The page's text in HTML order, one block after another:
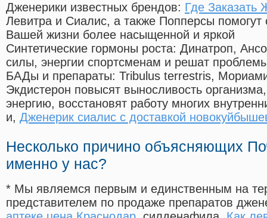
Дженерики известных брендов: Где Заказать
Левитра и Сиалис, а также Попперсы помогут
Вашей жизни более насыщенной и яркой
Синтетические гормоны роста: Динатроп,
силы, энергии спортсменам и решат
БАДы и препараты: Tribulus terrestris,
Экдистерон повысят выносливость
энергию, восстановят работу многих
и, Дженерик сиалис с доставкой
Несколько причино объясняющих
именно у нас?
* Мы являемся первым и единственным на
представителем по продаже препаратов